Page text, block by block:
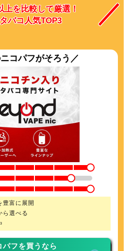
上を比較して厳選！
バコ人気TOP3
コパフがそろう／
豊富に展開
ら選べる
パフを買うなら